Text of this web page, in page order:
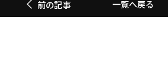
前の記事 一覧へ戻る